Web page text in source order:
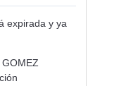
expirada y ya